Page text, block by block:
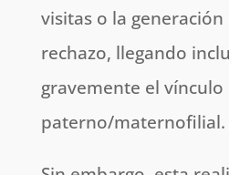
visitas o la
rechazo, llegando
gravemente el vínculo
paterno/maternofilial.